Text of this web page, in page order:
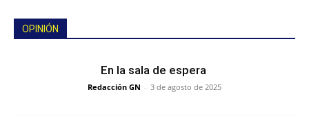
OPINIÓN
En la sala de espera
Redacción GN - 3 de agosto de 2025